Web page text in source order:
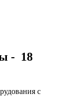
- 18
с